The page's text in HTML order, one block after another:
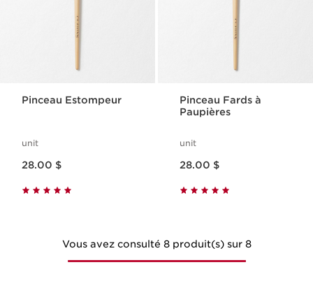
Pinceau Estompeur
unit
28.00 $
Pinceau Fards à
Paupières
unit
28.00 $
Vous avez consulté 8 produit(s) sur 8